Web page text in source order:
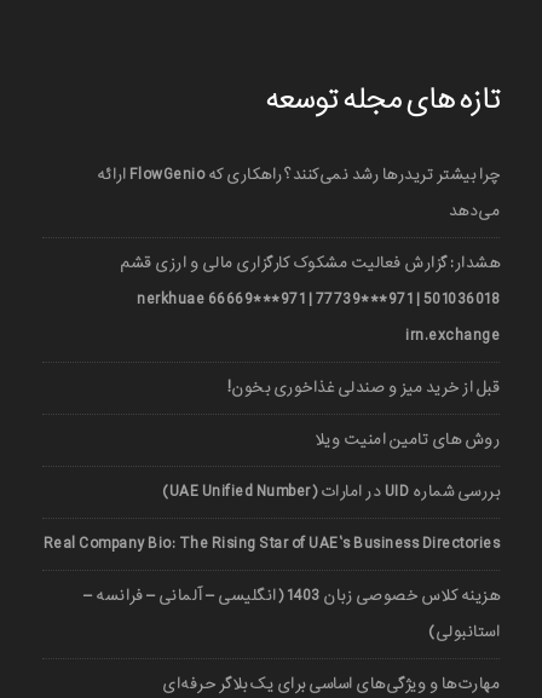
تازه های مجله توسعه
چرا بیشتر تریدرها رشد نمی‌کنند؟ راهکاری که FlowGenio ارائه
می‌دهد
هشدار: گزارش فعالیت مشکوک کارگزاری مالی و ارزی قشم
501036018 | 971***77739 | 971***66669 nerkhuae
irn.exchange
قبل از خرید میز و صندلی غذاخوری بخون!
روش های تامین امنیت ویلا
بررسی شماره UID در امارات (UAE Unified Number)
Real Company Bio: The Rising Star of UAE’s Business Directories
هزینه کلاس خصوصی زبان 1403 (انگلیسی – آلمانی – فرانسه –
استانبولی)
مهارت‌ها و ویژگی‌های اساسی برای یک بلاگر حرفه‌ای